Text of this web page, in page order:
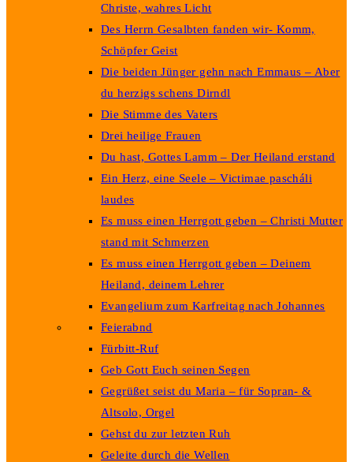
Christe, wahres Licht
Des Herrn Gesalbten fanden wir- Komm,
Schöpfer Geist
Die beiden Jünger gehn nach Emmaus – Aber
du herzigs schens Dirndl
Die Stimme des Vaters
Drei heilige Frauen
Du hast, Gottes Lamm – Der Heiland erstand
Ein Herz, eine Seele – Victimae pascháli
laudes
Es muss einen Herrgott geben – Christi Mutter
stand mit Schmerzen
Es muss einen Herrgott geben – Deinem
Heiland, deinem Lehrer
Evangelium zum Karfreitag nach Johannes
Feierabnd
Fürbitt-Ruf
Geb Gott Euch seinen Segen
Gegrüßet seist du Maria – für Sopran- &
Altsolo, Orgel
Gehst du zur letzten Ruh
Geleite durch die Wellen